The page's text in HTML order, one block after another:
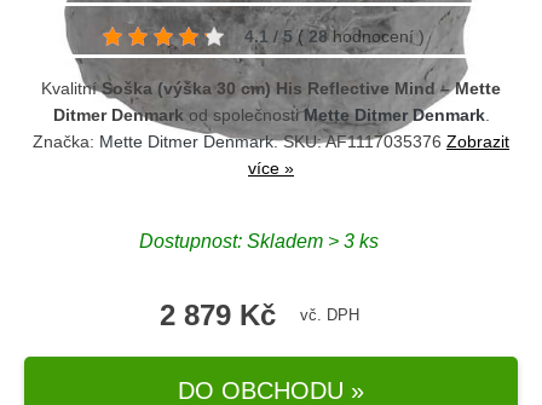
4.1 / 5 ( 28 hodnocení )
KvalitníSoška (výška 30 cm) His Reflective Mind – Mette
Ditmer Denmark od společnostiMette Ditmer Denmark.
Značka: Mette Ditmer Denmark. SKU: AF1117035376 Zobrazit
více »
Dostupnost: Skladem > 3 ks
2 879 Kč vč. DPH
DO OBCHODU »